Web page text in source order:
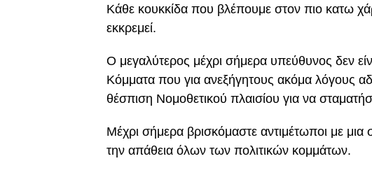
Κάθε κουκκίδα που βλέπουμε στον πιο κατω
εκκρεμεί.
Ο μεγαλύτερος μέχρι σήμερα υπεύθυνος δεν
Κόμματα που για ανεξήγητους ακόμα λόγους
θέσπιση Νομοθετικού πλαισίου για να
Μέχρι σήμερα βρισκόμαστε αντιμέτωποι με
την απάθεια όλων των πολιτικών κομμάτων.